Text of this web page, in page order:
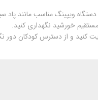
ویپینگ مناسب مانند پاد
خورشید نگهداری کنید.
کنید و از دسترس کودکان دور